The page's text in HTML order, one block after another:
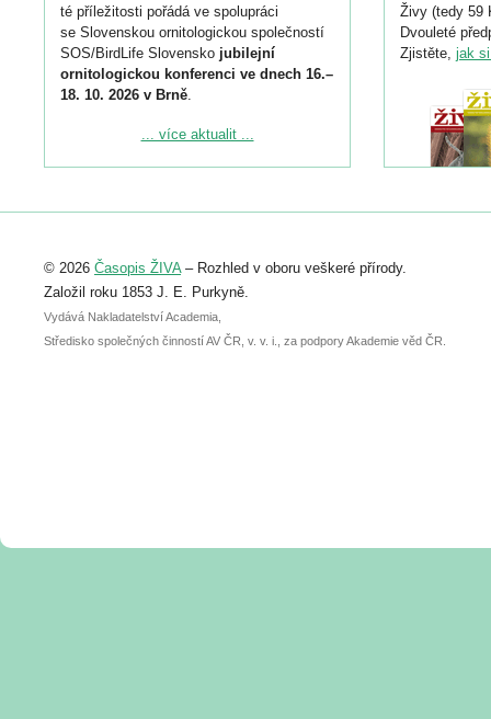
té příležitosti pořádá ve spolupráci
se Slovenskou ornitologickou společností
SOS/BirdLife Slovensko jubilejní
ornitologickou konferenci ve dnech 16.–
18. 10. 2026 v Brně.
Podrobnější informace ke konferenci
Registrovat se můžete do 6. září.
abstraktu přihlášené přednášky nebo
posteru je už 30. června.
... více aktualit ...
Živy (tedy 59
Dvouleté
Zjistěte, jak
© 2026 Časopis ŽIVA– Rozhled v oboru veškeré přírody.
Založil roku 1853 J. E. Purkyně.
Vydává Nakladatelství Academia,
Středisko společných činností AV ČR, v. v. i., za podpory Akademie věd ČR.